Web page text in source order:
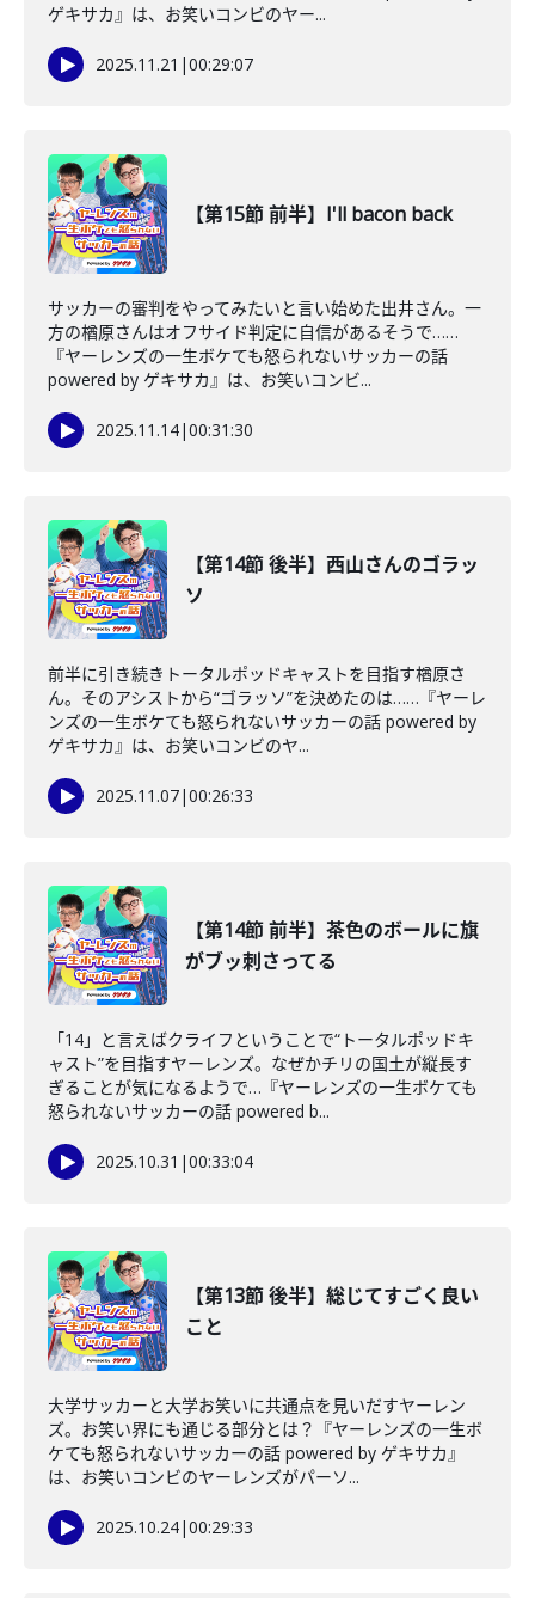
ゲキサカ』は、お笑いコンビのヤー...
2025.11.21 |00:29:07
【第15節 前半】I'll bacon back
サッカーの審判をやってみたいと言い始めた出井さん。一
方の楢原さんはオフサイド判定に自信があるそうで……
『ヤーレンズの一生ボケても怒られないサッカーの話
powered by ゲキサカ』は、お笑いコンビ...
2025.11.14|00:31:30
【第14節 後半】西山さんのゴラッ
ソ
前半に引き続きトータルポッドキャストを目指す楢原さ
ん。そのアシストから“ゴラッソ”を決めたのは……『ヤーレ
ンズの一生ボケても怒られないサッカーの話 powered by
ゲキサカ』は、お笑いコンビのヤ...
2025.11.07|00:26:33
【第14節 前半】茶色のボールに旗
がブッ刺さってる
「14」と言えばクライフということで“トータルポッドキ
ャスト”を目指すヤーレンズ。なぜかチリの国土が縦長す
ぎることが気になるようで…『ヤーレンズの一生ボケても
怒られないサッカーの話 powered b...
2025.10.31 |00:33:04
【第13節 後半】総じてすごく良い
こと
大学サッカーと大学お笑いに共通点を見いだすヤーレン
ズ。お笑い界にも通じる部分とは？『ヤーレンズの一生ボ
ケても怒られないサッカーの話 powered by ゲキサカ』
は、お笑いコンビのヤーレンズがパーソ...
2025.10.24|00:29:33